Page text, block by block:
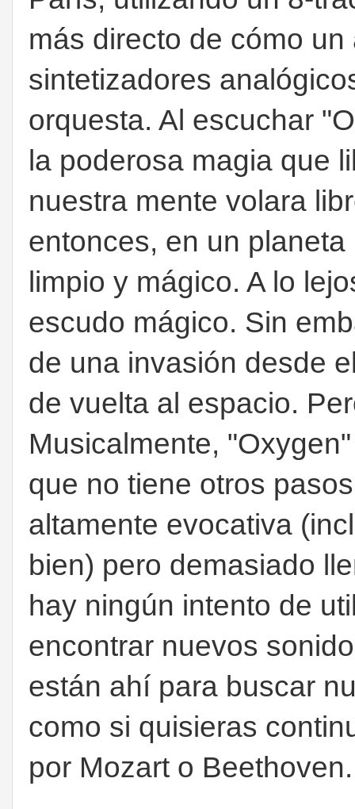
más directo de cómo
sintetizadores
orquesta. Al escuchar
la poderosa magia que
nuestra mente volara
entonces, en un
limpio y mágico. A lo
escudo mágico. Sin
de una invasión desde
de vuelta al espacio.
Musicalmente,
que no tiene otros
altamente evocativa
bien) pero demasiado
hay ningún intento de
encontrar nuevos
están ahí para buscar
como si quisieras
por Mozart o Beethoven.